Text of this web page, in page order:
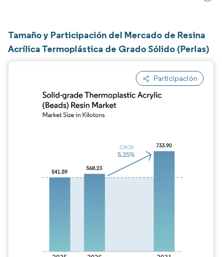
Tamaño y Participación del Mercado de Resina
Acrílica Termoplástica de Grado Sólido (Perlas)
Participación